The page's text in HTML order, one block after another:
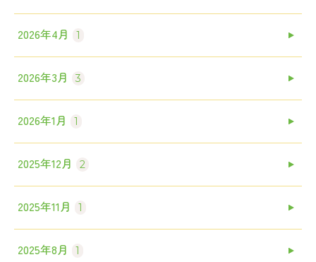
2026年4月 1
2026年3月 3
2026年1月 1
2025年12月 2
2025年11月 1
2025年8月 1